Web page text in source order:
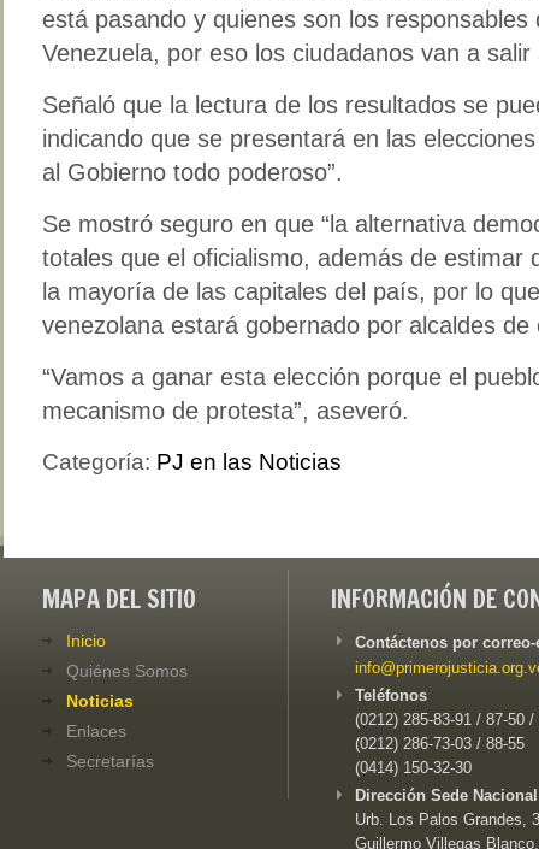
está pasando y quienes son los
Venezuela, por eso los ciudadanos van a salir
Señaló que la lectura de los resultados se
indicando que se presentará en las
al Gobierno todo poderoso”.
Se mostró seguro en que “la alternativa
totales que el oficialismo, además de estimar
la mayoría de las capitales del país, por lo
venezolana estará gobernado por alcaldes de
“Vamos a ganar esta elección porque el
mecanismo de protesta”, aseveró.
Categoría: PJ en las Noticias
MAPA DEL SITIO
Inicio
Quiénes Somos
Noticias
Enlaces
Secretarías
INFORMACIÓN DE
Contáctenos por
Teléfonos
(0212) 285-83-91 / 87-50 /
(0212) 286-73-03 / 88-55
(0414) 150-32-30
Dirección Sede
Urb. Los Palos Grandes,
Guillermo Villegas